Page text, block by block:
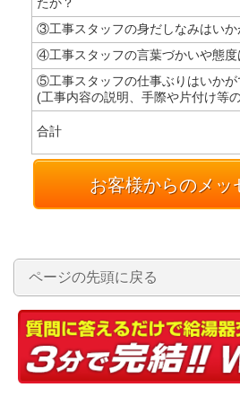
③工事スタッフの身だしなみはいか
④工事スタッフの言葉づかいや態度
⑤工事スタッフの仕事ぶりはいかが
(工事内容の説明、手際や片付け等
合計
お客様からのメッ
ページの先頭に戻る